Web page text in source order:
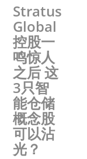
Stratus
Global
控股一
鸣惊人
之后 这
3只智
能仓储
概念股
可以沾
光？